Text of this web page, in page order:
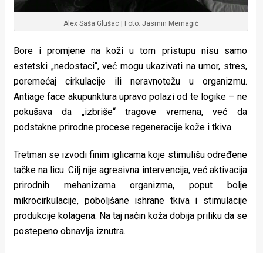
Alex Saša Glušac | Foto: Jasmin Memagić
Bore i promjene na koži u tom pristupu nisu samo
estetski „nedostaci“, već mogu ukazivati na umor, stres,
poremećaj cirkulacije ili neravnotežu u organizmu.
Antiage face akupunktura upravo polazi od te logike – ne
pokušava da „izbriše“ tragove vremena, već da
podstakne prirodne procese regeneracije kože i tkiva.
Tretman se izvodi finim iglicama koje stimulišu određene
tačke na licu. Cilj nije agresivna intervencija, već aktivacija
prirodnih mehanizama organizma, poput bolje
mikrocirkulacije, poboljšane ishrane tkiva i stimulacije
produkcije kolagena. Na taj način koža dobija priliku da se
postepeno obnavlja iznutra.